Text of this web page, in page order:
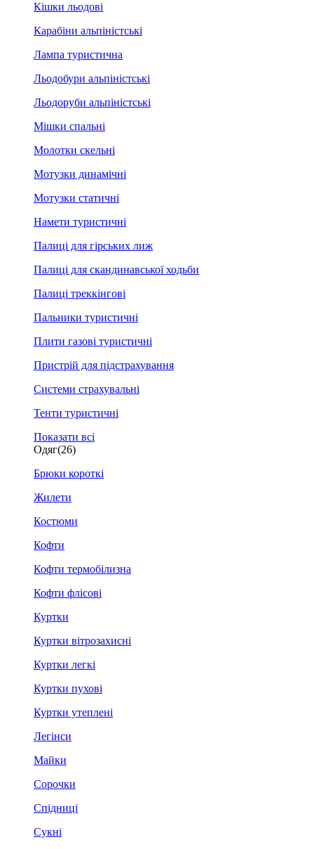
Кішки льодові
Карабіни альпіністські
Лампа туристична
Льодобури альпіністські
Льодоруби альпіністські
Мішки спальні
Молотки скельні
Мотузки динамічні
Мотузки статичні
Намети туристичні
Палиці для гірських лиж
Палиці для скандинавської ходьби
Палиці треккінгові
Пальники туристичні
Плити газові туристичні
Пристрій для підстрахування
Системи страхувальні
Тенти туристичні
Показати всі
Одяг(26)
Брюки короткі
Жилети
Костюми
Кофти
Кофти термобілизна
Кофти флісові
Куртки
Куртки вітрозахисні
Куртки легкі
Куртки пухові
Куртки утеплені
Легінси
Майки
Сорочки
Спідниці
Сукні